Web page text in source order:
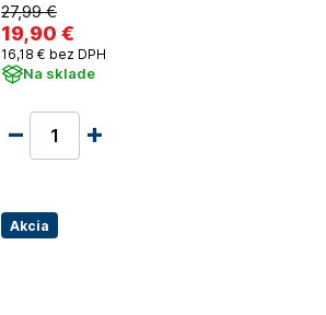
27,99 €
19,90 €
16,18 € bez DPH
Na sklade
Akcia